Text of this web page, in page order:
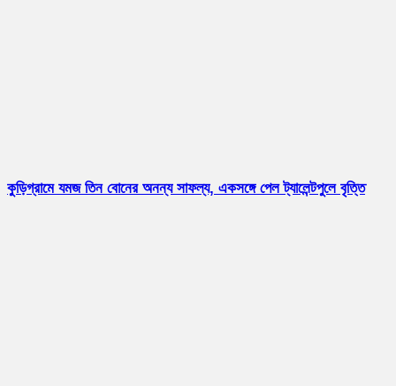
কুড়িগ্রামে যমজ তিন বোনের অনন্য সাফল্য, একসঙ্গে পেল ট্যালেন্টপুলে বৃত্তি